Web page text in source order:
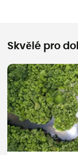
Skvělé pro